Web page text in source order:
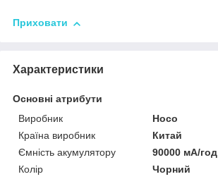
Приховати
Характеристики
Основні атрибути
Виробник
Hoco
Країна виробник
Китай
Ємність акумулятору
90000 мА/год
Колір
Чорний